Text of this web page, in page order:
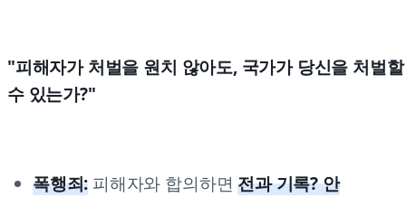
"피해자가 처벌을 원치 않아도, 국가가 당신을 처벌할
수 있는가?"
폭행죄: 피해자와 합의하면전과 기록? 안